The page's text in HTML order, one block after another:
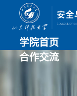
学院首页
合作交流